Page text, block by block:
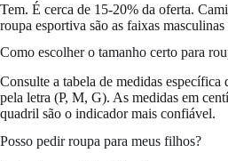
Tem. É cerca de 15-20% da oferta.
roupa esportiva são as faixas
Como escolher o tamanho certo para
Consulte a tabela de medidas
pela letra (P, M, G). As medidas em
quadril são o indicador mais confiável.
Posso pedir roupa para meus filhos?